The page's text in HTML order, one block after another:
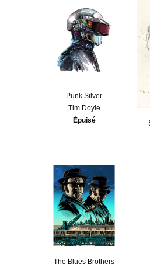
Punk Silver
Tim Doyle
Épuisé
The Blues Brothers